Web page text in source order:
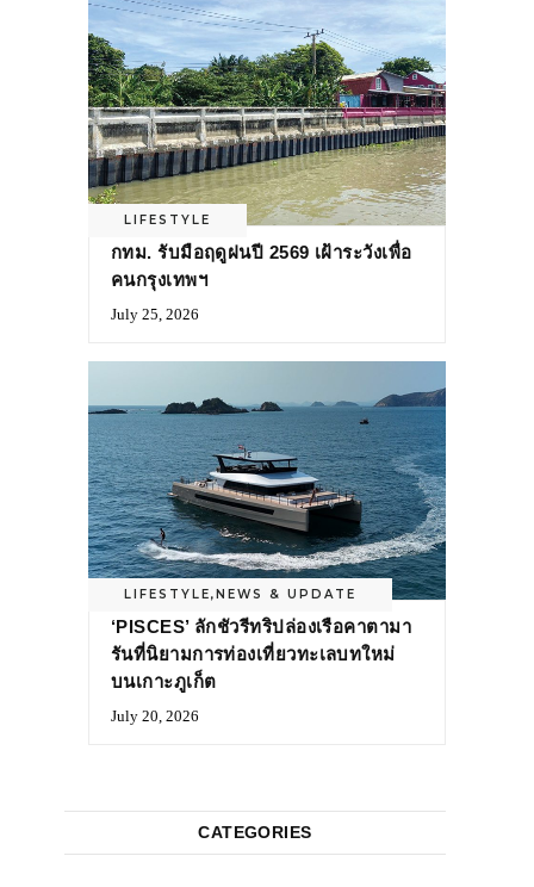
LIFESTYLE
กทม. รับมือฤดูฝนปี 2569 เฝ้าระวังเพื่อ
คนกรุงเทพฯ
July 25, 2026
LIFESTYLE,NEWS & UPDATE
‘PISCES’ ลักชัวรีทริปล่องเรือคาตามา
รันที่นิยามการท่องเที่ยวทะเลบทใหม่
บนเกาะภูเก็ต
July 20, 2026
CATEGORIES